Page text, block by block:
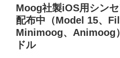
Moog社製iOS用シン
配布中（Model 15、
Minimoog、Animoog
ドル